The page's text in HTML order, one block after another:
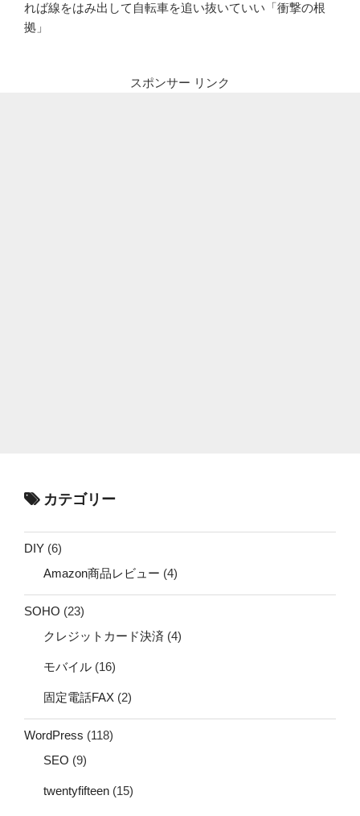
れば線をはみ出して自転車を追い抜いていい「衝撃の根
拠」
スポンサー リンク
カテゴリー
DIY (6)
Amazon商品レビュー (4)
SOHO (23)
クレジットカード決済 (4)
モバイル (16)
固定電話FAX (2)
WordPress (118)
SEO (9)
twentyfifteen (15)